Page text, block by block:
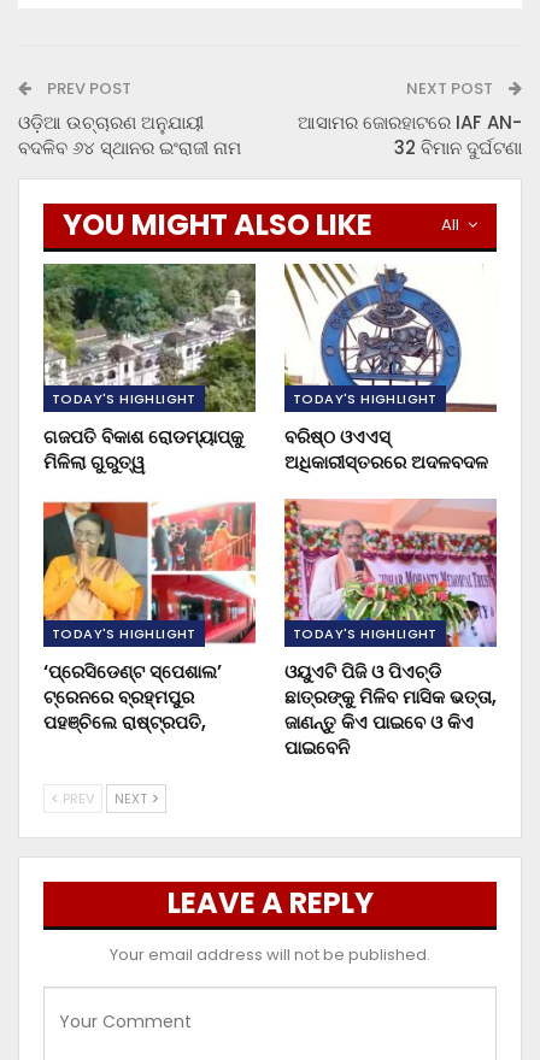
PREV POST
ଓଡ଼ିଆ ଉଚ୍ଚାରଣ ଅନୁଯାୟୀ
ବଦଳିବ ୬୪ ସ୍ଥାନର ଇଂରାଜୀ ନାମ
NEXT POST
ଆସାମର ଜୋରହାଟରେ IAF AN-
32 ବିମାନ ଦୁର୍ଘଟଣା
All
YOU MIGHT ALSO LIKE
TODAY'S HIGHLIGHT
ଗଜପତି ବିକାଶ ରୋଡମ୍ୟାପ୍‌କୁ
ମିଳିଲା ଗୁରୁତ୍ୱ
TODAY'S HIGHLIGHT
ବରିଷ୍ଠ ଓଏଏସ୍‌
ଅଧିକାରୀସ୍ତରରେ ଅଦଳବଦଳ
TODAY'S HIGHLIGHT
‘ପ୍ରେସିଡେଣ୍ଟ ସ୍ପେଶାଲ’
ଟ୍ରେନରେ ବ୍ରହ୍ମପୁର
ପହଞ୍ଚିଲେ ରାଷ୍ଟ୍ରପତି,
TODAY'S HIGHLIGHT
ଓୟୁଏଟି ପିଜି ଓ ପିଏଚ୍‌ଡି
ଛାତ୍ରଙ୍କୁ ମିଳିବ ମାସିକ ଭତ୍ତା,
ଜାଣନ୍ତୁ କିଏ ପାଇବେ ଓ କିଏ
ପାଇବେନି
PREV NEXT
LEAVE A REPLY
Your email address will not be published.